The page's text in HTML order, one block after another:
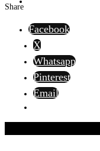
Share
Facebook
X
Whatsapp
Pinterest
Email